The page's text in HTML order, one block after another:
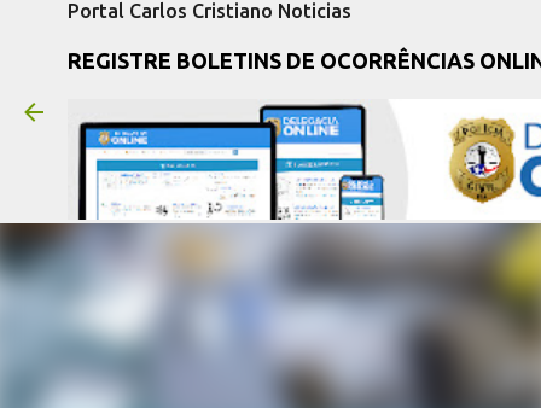
Portal Carlos Cristiano Noticias
REGISTRE BOLETINS DE OCORRÊNCIAS